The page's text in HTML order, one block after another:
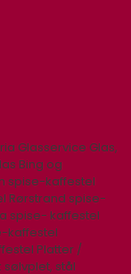
Glasservice Glas,
Bing og
spise-kaffestel
Rørstrand spise-
spise- kaffestel
kaffestel
Platter /
sølvplet, stål